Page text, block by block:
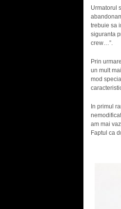
Urmatorul
trebuie sa
siguranta
crew…”.
Prin
un mult
mod
In primul
am mai
Faptul ca